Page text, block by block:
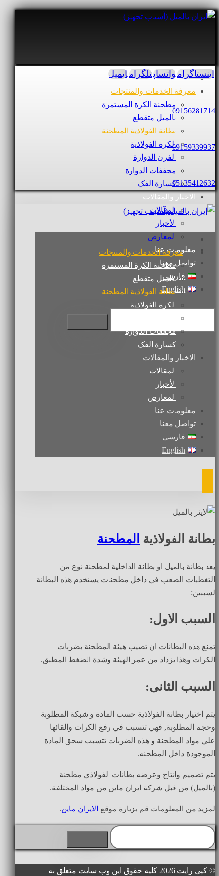
معرفة الخدمات والمنتجات
مطحنة الكرة المستمرة
بالمیل متقطع
بطانة الفولاذية المطحنة
الكرة الفولاذية
الفرن الدوارة
مجففات الدوارة
كسارة الفک
الاخبار والمقالات
المقالات
الأخبار
المعارض
معلومات عنا
تواصل معنا
فارسی
English
اینستاگرام واتساپ تلگرام ایمیل
09156281714
09159339937
05135412632
معرفة الخدمات والمنتجات
مطحنة الكرة المستمرة
بالمیل متقطع
بطانة الفولاذية المطحنة
الكرة الفولاذية
مجففات الدوارة
كسارة الفک
الاخبار والمقالات
المقالات
الأخبار
المعارض
معلومات عنا
تواصل معنا
فارسی
English
بطانة الفولاذية المطحنة
يعد بطانة بالميل او بطانة الداخلية لمطحنة نوع من
التغطيات الصعب في داخل مطحنات يستخدم هذه البطانة
لسببين:
السبب الاول:
تمنع هذه البطانات ان تصيب هيئة المطحنة بضربات
الكرات وهذا يزداد من عمر الهيئة وشدة الضغط المطبق.
السبب الثانی:
يتم اختيار بطانة الفولاذية حسب المادة و شبكة المطلوبة
وحجم المطلوبة, فهي تتسبب في رفع الكرات والقائها
علي مواد المطحنة و هذه الضربات تتسبب سحق المادة
الموجودة داخل المطحنه.
يتم تصميم وانتاج وعرضه بطانات الفولاذي مطحنة
(بالميل) من قبل شركة ايران ماين من مواد المختلفة.
لمزيد من المعلومات قم بزيارة موقع الايران ماين.
© کپی رایت 2026 کلیه حقوق این وب سایت متعلق به